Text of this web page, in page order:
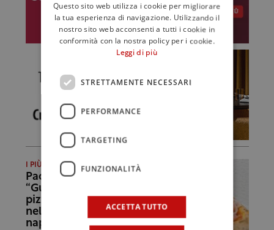
I PIÙ LETTI DEL 2021
Paolo Costa e i suoi
“Gusti Unici”: “Il mio
pizzico di sicilianità
nella pizza
napoletana”
Questo sito web utilizza i cookie per migliorare
la tua esperienza di navigazione. Utilizzando il
nostro sito web acconsenti a tutti i cookie in
conformità con la nostra policy per i cookie.
Leggi di più
STRETTAMENTE NECESSARI
PERFORMANCE
TARGETING
FUNZIONALITÀ
ACCETTA TUTTO